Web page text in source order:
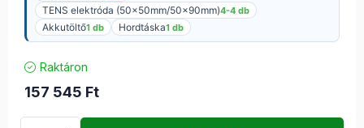
TENS elektróda (50x50mm/50x90mm)4-4 db
Akkutöltő1 db Hordtáska1 db
Raktáron
157 545 Ft